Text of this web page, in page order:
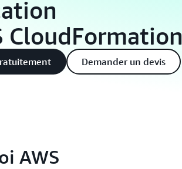
CloudFormation
Demander un devis
AWS